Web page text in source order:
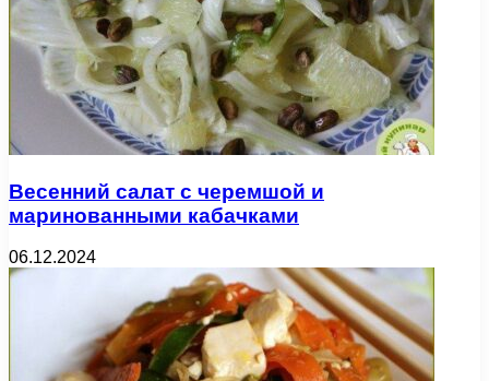
Весенний салат с черемшой и
маринованными кабачками
06.12.2024